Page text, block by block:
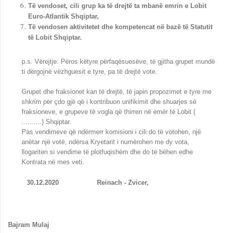
Të vendoset, cili grup ka të drejtë ta mbanë emrin e Lobit
Euro-Atlantik Shqiptar,
Të vendosen aktivitetet dhe kompetencat në bazë të Statutit
të Lobit Shqiptar.
p.s. Vërejtje: Përos këtyre përfaqësuesëve, të gjitha grupet mundë
ti dërgojnë vëzhguesit e tyre, pa të drejtë vote.
Grupet dhe fraksionet kan të drejtë, të japin propozimet e tyre me
shkrim për çdo gjë që i kontribuon unifikimit dhe shuarjes së
fraksioneve, e grupeve të vogla që thirren në emër të Lobit (
..........) Shqiptar.
Pas vendimeve që ndërmerr komisioni i cili do të votohen, një
anëtar një votë, ndërsa Kryetarit i numërohen me dy vota,
llogariten si vendime të plotfuqishëm dhe do të bëhen edhe
Kontrata në mes veti.
30.12.2020 Reinach - Zvicer,
Bajram Mulaj